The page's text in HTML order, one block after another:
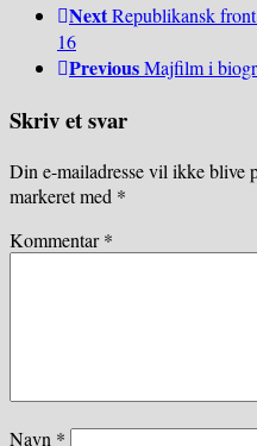
NextRepublikansk
16
PreviousMajfilm i
Skriv et svar
Din e-mailadresse vil ikke blive
markeret med *
Kommentar*
Navn *